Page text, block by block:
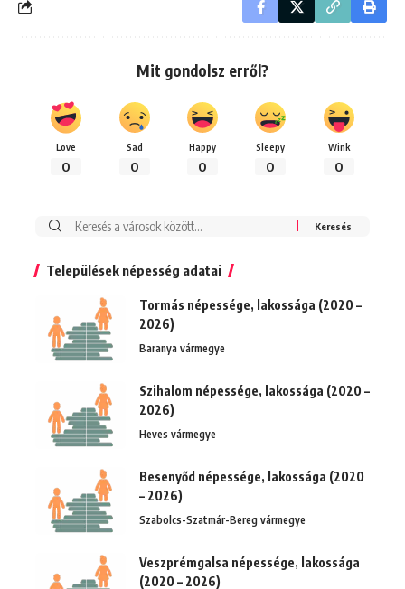
Mit gondolsz erről?
Love
0
Sad
0
Happy
0
Sleepy
0
Wink
0
Keresés:
Települések népesség adatai
Tormás népessége, lakossága (2020 –
2026)
Baranya vármegye
Szihalom népessége, lakossága (2020 –
2026)
Heves vármegye
Besenyőd népessége, lakossága (2020
– 2026)
Szabolcs-Szatmár-Bereg vármegye
Veszprémgalsa népessége, lakossága
(2020 – 2026)